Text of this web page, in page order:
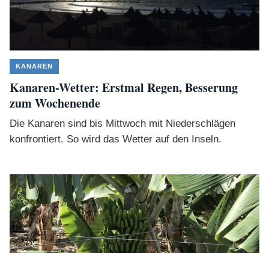
KANAREN
Kanaren-Wetter: Erstmal Regen, Besserung
zum Wochenende
Die Kanaren sind bis Mittwoch mit Niederschlägen
konfrontiert. So wird das Wetter auf den Inseln.